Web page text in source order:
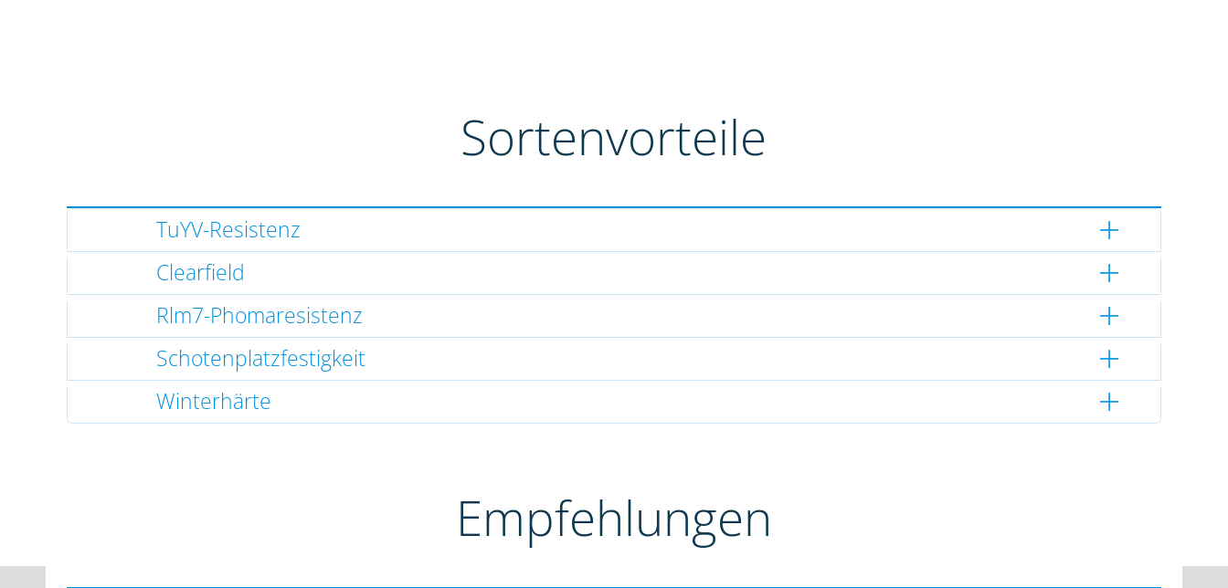
Sortenvorteile
TuYV-Resistenz
Clearfield
Rlm7-Phomaresistenz
Schotenplatzfestigkeit
Winterhärte
Empfehlungen